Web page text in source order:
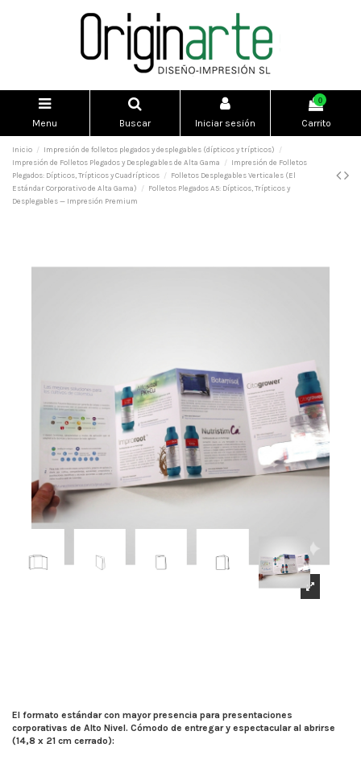
Menu Buscar Iniciar sesión
0
Carrito
Inicio
Impresión de folletos plegados y desplegables (dípticos y trípticos)
Impresión de Folletos Plegados y Desplegables de Alta Gama
Impresión de Folletos
Plegados: Dípticos, Trípticos y Cuadrípticos
Folletos Desplegables Verticales (El
Estándar Corporativo de Alta Gama)
Folletos Plegados A5: Dípticos, Trípticos y
Desplegables — Impresión Premium
El formato estándar con mayor presencia para presentaciones
corporativas de Alto Nivel. Cómodo de entregar y espectacular al abrirse
(14,8 x 21 cm cerrado):